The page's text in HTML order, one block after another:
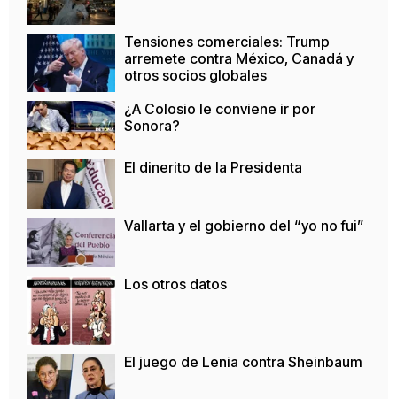
Tensiones comerciales: Trump
arremete contra México, Canadá y
otros socios globales
¿A Colosio le conviene ir por
Sonora?
El dinerito de la Presidenta
Vallarta y el gobierno del “yo no fui”
Los otros datos
El juego de Lenia contra Sheinbaum